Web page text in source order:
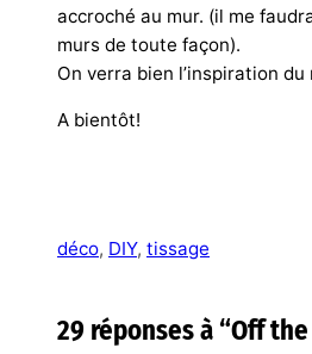
accroché au mur. (il me
murs de toute façon).
On verra bien l’inspiration du
A bientôt!
déco, DIY, tissage
29 réponses à “Off